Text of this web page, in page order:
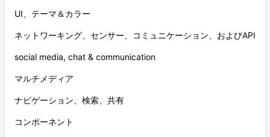
UI、テーマ＆カラー
ネットワーキング、センサー、コミュニケーション、およびAPI
social media, chat & communication
マルチメディア
ナビゲーション、検索、共有
コンポーネント